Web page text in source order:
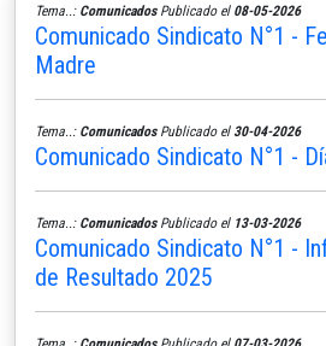
Tema..: ComunicadosPublicado el 08-05-2026
Comunicado Sindicato N°1 -
Madre
Tema..: ComunicadosPublicado el 30-04-2026
Comunicado Sindicato N°1 -
Tema..: ComunicadosPublicado el 13-03-2026
Comunicado Sindicato N°1 -
de Resultado 2025